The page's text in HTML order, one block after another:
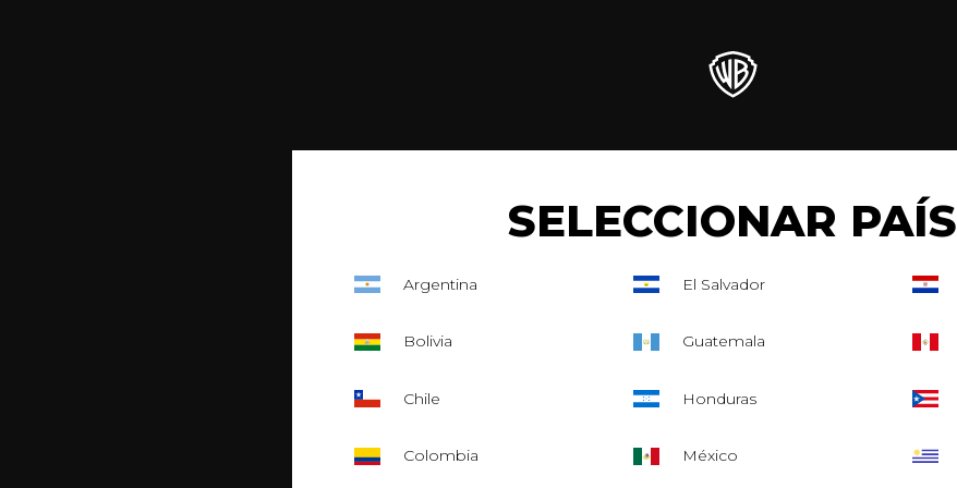
SELECCIONAR PAÍS
Argentina
Bolivia
Chile
Colombia
El Salvador
Guatemala
Honduras
México